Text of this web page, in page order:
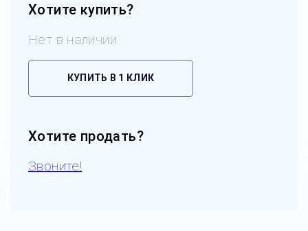
Хотите купить?
Нет в наличии
КУПИТЬ В 1 КЛИК
Хотите продать?
Звоните!